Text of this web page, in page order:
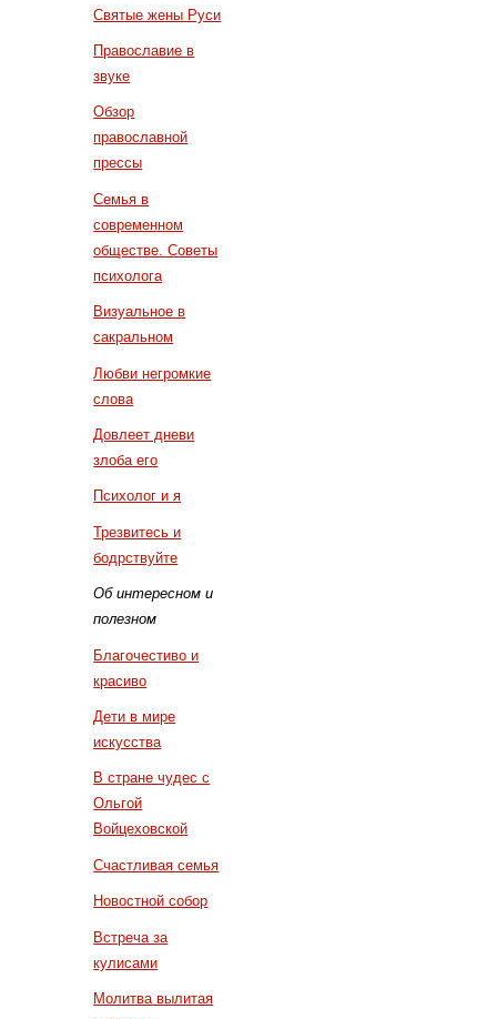
Святые жены Руси
Православие в
звуке
Обзор
православной
прессы
Семья в
современном
обществе. Советы
психолога
Визуальное в
сакральном
Любви негромкие
слова
Довлеет дневи
злоба его
Психолог и я
Трезвитесь и
бодрствуйте
Об интересном и
полезном
Благочестиво и
красиво
Дети в мире
искусства
В стране чудес с
Ольгой
Войцеховской
Счастливая семья
Новостной собор
Встреча за
кулисами
Молитва вылитая